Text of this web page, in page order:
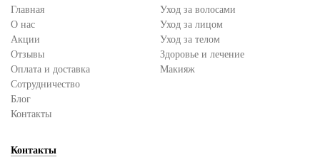
Главная
О нас
Акции
Отзывы
Оплата и доставка
Сотрудничество
Блог
Контакты
Уход за волосами
Уход за лицом
Уход за телом
Здоровье и лечение
Макияж
Контакты